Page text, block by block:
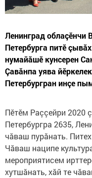
Ленинград облаçӗнчи
Петербурга питӗ
нумайăшӗ кунсерен
Çавăнпа уява
Петербургран инçе
Пӗтӗм Раççейри 2020
Петербургра 2635,
чăваш пурăнать.
Чăваш наципе
мероприятисем
хутшăнать, хăй те